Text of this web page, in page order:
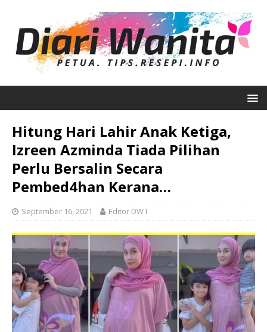
Hitung Hari Lahir Anak Ketiga,
Izreen Azminda Tiada Pilihan
Perlu Bersalin Secara
Pembed4han Kerana…
September 16, 2021 Editor DW I